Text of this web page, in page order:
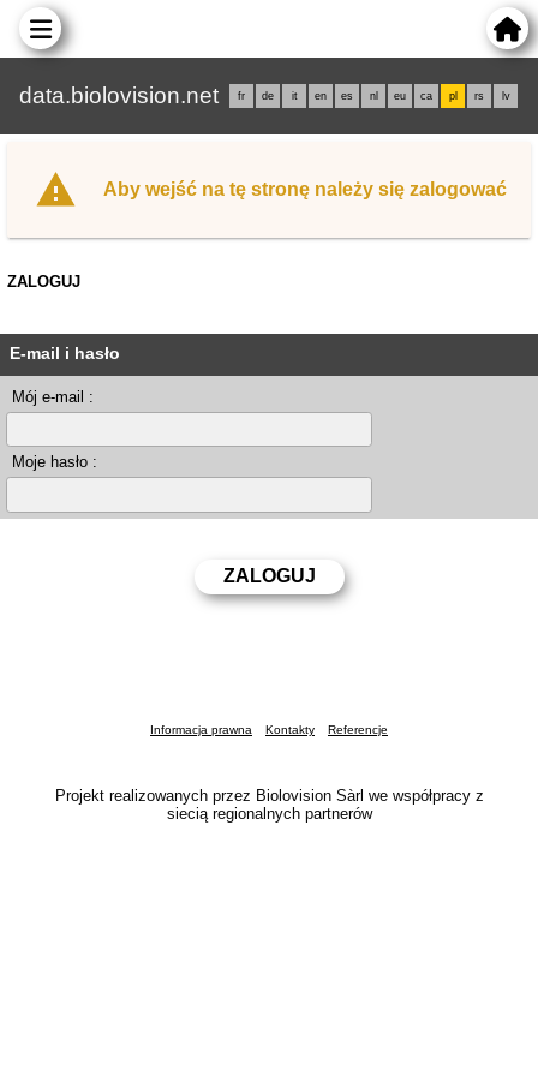
data.biolovision.net fr de it en es nl eu ca pl rs lv
Aby wejść na tę stronę należy się zalogować
ZALOGUJ
E-mail i hasło
Mój e-mail :
Moje hasło :
Informacja prawna Kontakty Referencje
Projekt realizowanych przez Biolovision Sàrl we współpracy z
siecią regionalnych partnerów